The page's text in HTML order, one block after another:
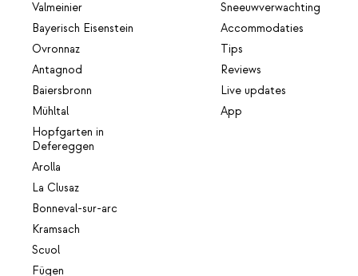
Valmeinier
Bayerisch Eisenstein
Ovronnaz
Antagnod
Baiersbronn
Mühltal
Hopfgarten in
Defereggen
Arolla
La Clusaz
Bonneval-sur-arc
Kramsach
Scuol
Fügen
Sneeuwverwachting
Accommodaties
Tips
Reviews
Live updates
App